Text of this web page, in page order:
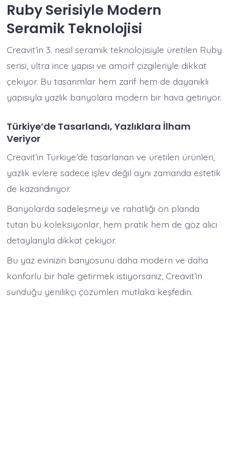
Ruby Serisiyle Modern
Seramik Teknolojisi
Creavit’in 3. nesil seramik teknolojisiyle üretilen Ruby
serisi, ultra ince yapısı ve amorf çizgileriyle dikkat
çekiyor. Bu tasarımlar hem zarif hem de dayanıklı
yapısıyla yazlık banyolara modern bir hava getiriyor.
Türkiye’de Tasarlandı, Yazlıklara İlham
Veriyor
Creavit’in Türkiye’de tasarlanan ve üretilen ürünleri,
yazlık evlere sadece işlev değil aynı zamanda estetik
de kazandırıyor.
Banyolarda sadeleşmeyi ve rahatlığı ön planda
tutan bu koleksiyonlar, hem pratik hem de göz alıcı
detaylarıyla dikkat çekiyor.
Bu yaz evinizin banyosunu daha modern ve daha
konforlu bir hale getirmek istiyorsanız, Creavit’in
sunduğu yenilikçi çözümleri mutlaka keşfedin.